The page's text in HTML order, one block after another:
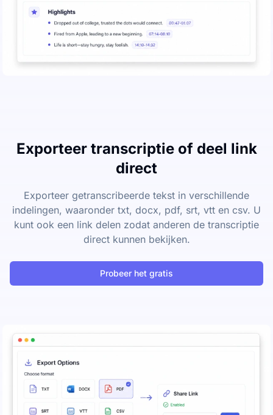
Exporteer transcriptie of deel link
direct
Exporteer getranscribeerde tekst in verschillende
indelingen, waaronder txt, docx, pdf, srt, vtt en csv. U
kunt ook een link delen zodat anderen de transcriptie
direct kunnen bekijken.
Probeer het gratis